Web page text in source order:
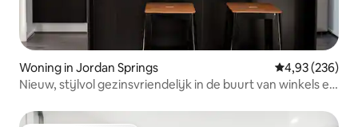
Woning in Jordan Springs Gemiddelde
4,93 (236)
Nieuw, stijlvol gezinsvriendelijk in de buurt van winkels en